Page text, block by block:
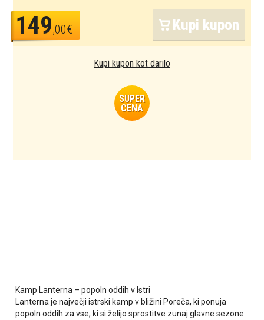
149,00€ Kupi kupon
Kupi kupon kot darilo
SUPER
CENA
Kamp Lanterna – popoln oddih v Istri
Lanterna je največji istrski kamp v bližini Poreča, ki ponuja
popoln oddih za vse, ki si želijo sprostitve zunaj glavne sezone